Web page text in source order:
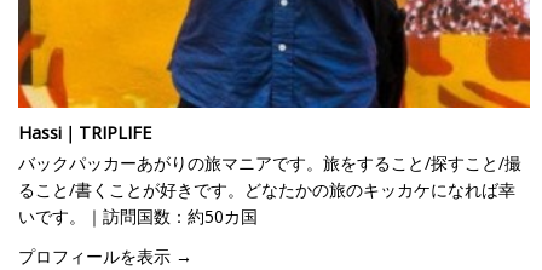
Hassi｜TRIPLIFE
バックパッカーあがりの旅マニアです。旅をすること/探すこと/撮
ること/書くことが好きです。どなたかの旅のキッカケになれば幸
いです。｜訪問国数：約50カ国
プロフィールを表示 →